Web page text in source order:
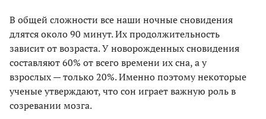
В общей сложности все наши ночные сновидения
длятся около 90 минут. Их продолжительность
зависит от возраста. У новорожденных сновидения
составляют 60% от всего времени их сна, а у
взрослых — только 20%. Именно поэтому некоторые
ученые утверждают, что сон играет важную роль в
созревании мозга.